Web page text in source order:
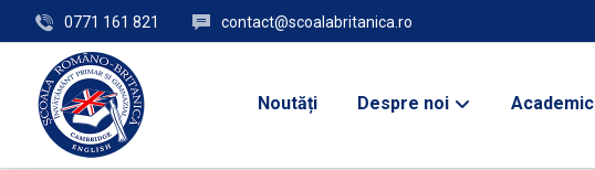
0771 161 821 contact@scoalabritanica.ro
Noutăți Despre noi Academic